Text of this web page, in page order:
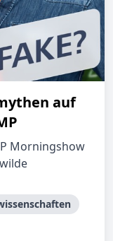
auf
Morningshow